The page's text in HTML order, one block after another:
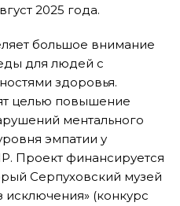
2025 года.
большое внимание
для людей с
здоровья.
целью повышение
ментального
эмпатии у
Проект финансируется
Серпуховский музей
исключения» (конкурс